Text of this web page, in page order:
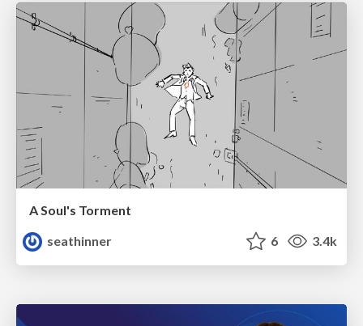
A Soul's Torment
seathinner
6 3.4k